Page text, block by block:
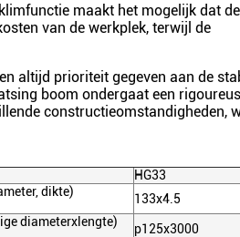
maakt het mogelijk dat
van de werkplek, terwijl de
altijd prioriteit gegeven aan de
boom ondergaat een
constructieomstandigheden,
HG33
dikte)
133x4.5
diameterxlengte)
p125x3000